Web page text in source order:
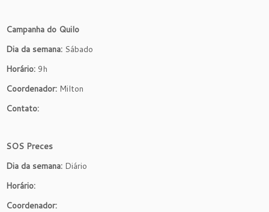
Campanha do Quilo
Dia da semana: Sábado
Horário: 9h
Coordenador: Milton
Contato:
SOS Preces
Dia da semana: Diário
Horário:
Coordenador: